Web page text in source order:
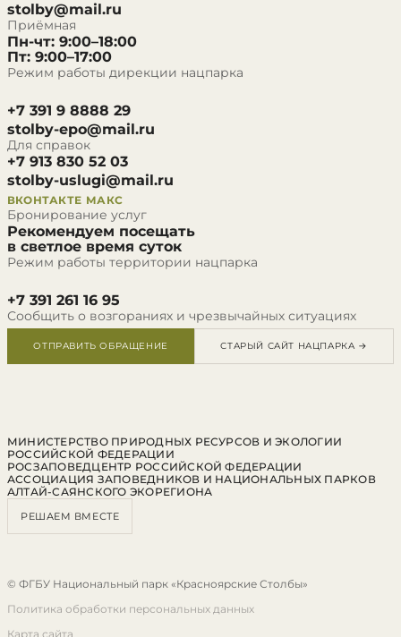
stolby@mail.ru
Приёмная
Пн-чт: 9:00–18:00
Пт: 9:00–17:00
Режим работы дирекции нацпарка
+7 391 9 8888 29
stolby-epo@mail.ru
Для справок
+7 913 830 52 03
stolby-uslugi@mail.ru
ВКОНТАКТЕ МАКС
Бронирование услуг
Рекомендуем посещать
в светлое время суток
Режим работы территории нацпарка
+7 391 261 16 95
Сообщить о возгораниях и чрезвычайных ситуациях
ОТПРАВИТЬ ОБРАЩЕНИЕ СТАРЫЙ САЙТ НАЦПАРКА →
МИНИСТЕРСТВО ПРИРОДНЫХ РЕСУРСОВ И ЭКОЛОГИИ
РОССИЙСКОЙ ФЕДЕРАЦИИ
РОСЗАПОВЕДЦЕНТР РОССИЙСКОЙ ФЕДЕРАЦИИ
АССОЦИАЦИЯ ЗАПОВЕДНИКОВ И НАЦИОНАЛЬНЫХ ПАРКОВ
АЛТАЙ-САЯНСКОГО ЭКОРЕГИОНА
РЕШАЕМ ВМЕСТЕ
© ФГБУ Национальный парк «Красноярские Столбы»
Политика обработки персональных данных
Карта сайта